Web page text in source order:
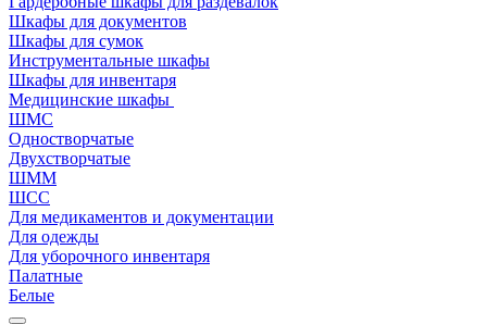
Шкафы для документов
Шкафы для сумок
Инструментальные шкафы
Шкафы для инвентаря
Медицинские шкафы
ШМС
Одностворчатые
Двухстворчатые
ШММ
ШСС
Для медикаментов и документации
Для одежды
Для уборочного инвентаря
Палатные
Белые